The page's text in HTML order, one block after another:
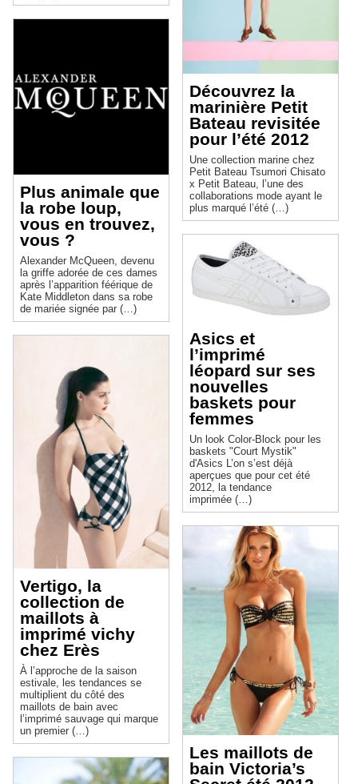
Plus animale que
la robe loup,
vous en trouvez,
vous ?
Alexander McQueen, devenu
la griffe adorée de ces dames
après l’apparition féérique de
Kate Middleton dans sa robe
de mariée signée par (…)
Vertigo, la
collection de
maillots à
imprimé vichy
chez Erès
À l’approche de la saison
estivale, les tendances se
multiplient du côté des
maillots de bain avec
l’imprimé sauvage qui marque
un premier (…)
Découvrez la
marinière Petit
Bateau revisitée
pour l’été 2012
Une collection marine chez
Petit Bateau Tsumori Chisato
x Petit Bateau, l’une des
collaborations mode ayant le
plus marqué l’été (…)
Asics et
l’imprimé
léopard sur ses
nouvelles
baskets pour
femmes
Un look Color-Block pour les
baskets "Court Mystik"
d'Asics L’on s’est déjà
aperçues que pour cet été
2012, la tendance
imprimée (…)
Les maillots de
bain Victoria’s